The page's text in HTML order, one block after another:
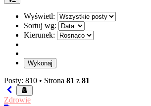
Wyświetl:
Sortuj wg:
Kierunek:
Posty: 810 • Strona 81 z 81
Zdrowie